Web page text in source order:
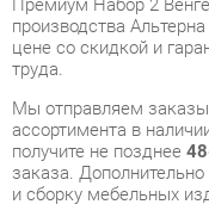
Мы отправляем заказы
ассортимента в
получите не позднее48-
заказа. Дополнительно
и сборку мебельных
Срок доставки в другие
на складах
Уточнить наличие,
через формуобратной